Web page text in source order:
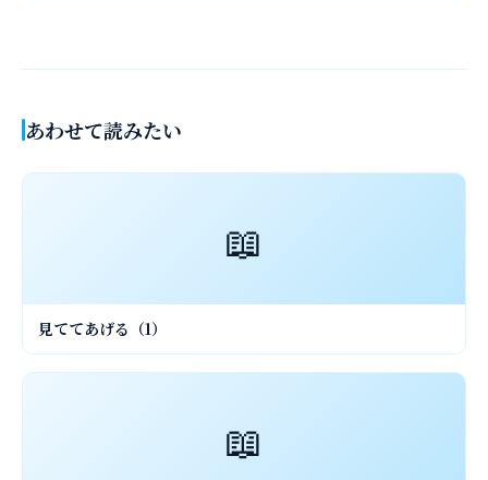
あわせて読みたい
📖
見ててあげる（1）
📖